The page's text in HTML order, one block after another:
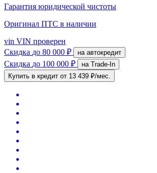
Гарантия юридической чистоты
Оригинал ПТС в наличии
vin VIN проверен
Скидка до 80 000 ₽ на автокредит
Скидка до 100 000 ₽
на Trade-In
Купить в кредит от 13 439 ₽/мес.